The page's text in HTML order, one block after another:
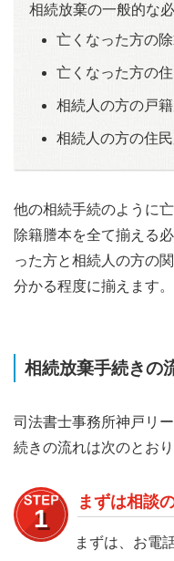
相続放棄の一般的な
亡くなった方の
亡くなった方の
相続人の方の戸
相続人の方の住
他の相続手続のように
除籍謄本を全て揃える
った方と相続人の方の
分かる程度に揃えます。
相続放棄手続きの
司法書士事務所神戸リ
続きの流れは次のとおり
1
まずは相談
まずは、お電